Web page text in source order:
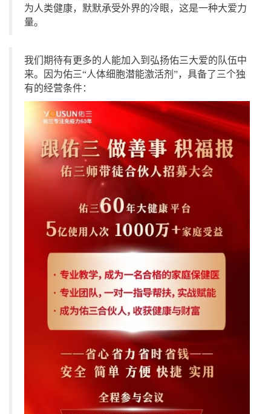
为人类健康，默默承受外界的冷眼，这是一种大爱力
量。
我们期待有更多的人能加入到弘扬佑三大爱的队伍中
来。因为佑三“人体细胞潜能激活剂”，具备了三个独
有的经营条件：